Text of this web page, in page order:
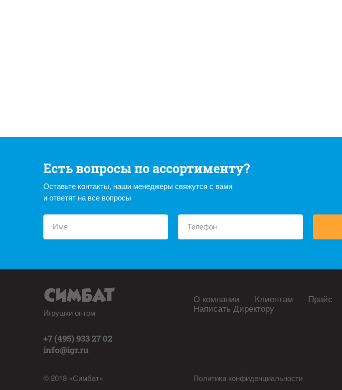
Есть вопросы по ассортименту?
Оставьте контакты, наши менеджеры свяжутся с вами
и ответят на все вопросы
Игрушки оптом
+7 (495) 933 27 02
info@igr.ru
© 2018 «Симбат»
О компании Клиентам Прайс
Написать Директору
Политика конфиденциальности